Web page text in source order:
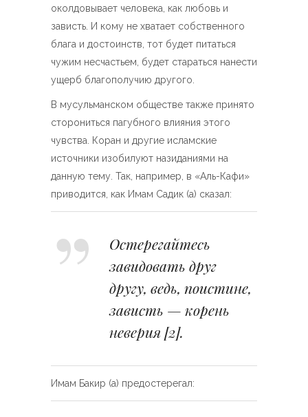
околдовывает человека, как любовь и
зависть. И кому не хватает собственного
блага и достоинств, тот будет питаться
чужим несчастьем, будет стараться нанести
ущерб благополучию другого.
В мусульманском обществе также принято
сторониться пагубного влияния этого
чувства. Коран и другие исламские
источники изобилуют назиданиями на
данную тему. Так, например, в «Аль-Кафи»
приводится, как Имам Садик (а) сказал:
Остерегайтесь
завидовать друг
другу, ведь, поистине,
зависть — корень
неверия [2].
Имам Бакир (а) предостерегал: